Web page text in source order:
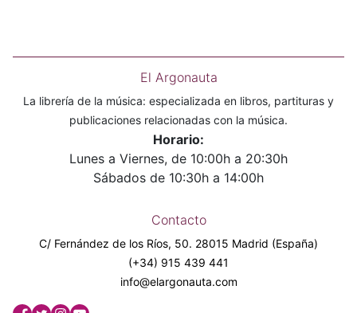
El Argonauta
La librería de la música: especializada en libros, partituras y
publicaciones relacionadas con la música.
Horario:
Lunes a Viernes, de 10:00h a 20:30h
Sábados de 10:30h a 14:00h
Contacto
C/ Fernández de los Ríos, 50. 28015 Madrid (España)
(+34) 915 439 441
info@elargonauta.com